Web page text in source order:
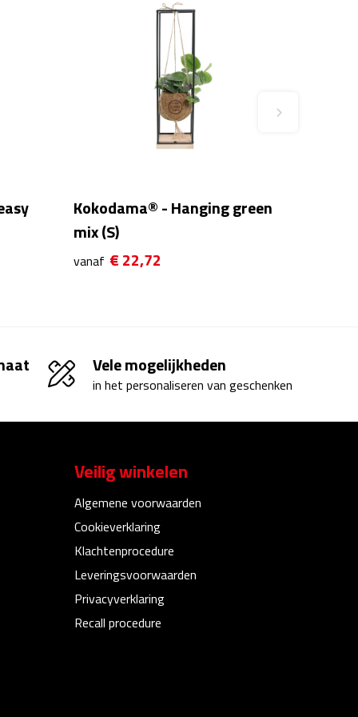
Kokodama® - Hanging green
mix (S)
vanaf € 22,72
Vele mogelijkheden
in het personaliseren van geschenken
Veilig winkelen
Algemene voorwaarden
Cookieverklaring
Klachtenprocedure
Leveringsvoorwaarden
Privacyverklaring
Recall procedure